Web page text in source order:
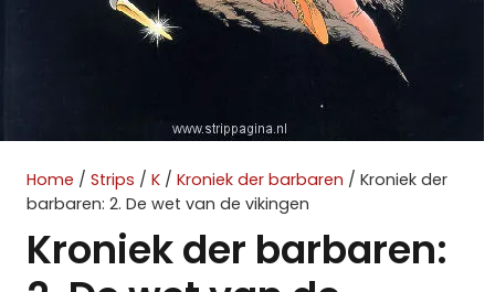
Home / Strips / K / Kroniek der barbaren / Kroniek der
barbaren: 2. De wet van de vikingen
Kroniek der barbaren: